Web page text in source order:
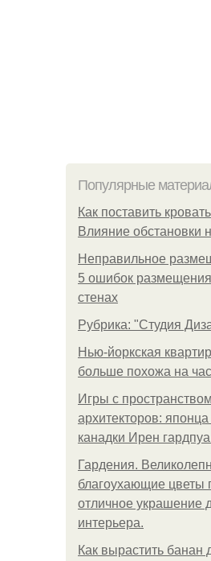
Популярные
Как поставить
Влияние обстановки
Неправильное
5 ошибок
стенах
Рубрика: "Студия
Нью-йоркская
больше похожа на
Игры с
архитекторов:
канадки Ирен
Гардения.
благоухающие цветы
отличное украшение
интерьера.
Как вырастить банан